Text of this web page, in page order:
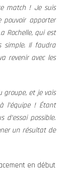
match ! Je suis
pouvoir apporter
Rochelle, qui est
simple. Il faudra
revenir avec les
groupe, et je vais
l’équipe ! Étant
d’essai possible.
un résultat de
en début